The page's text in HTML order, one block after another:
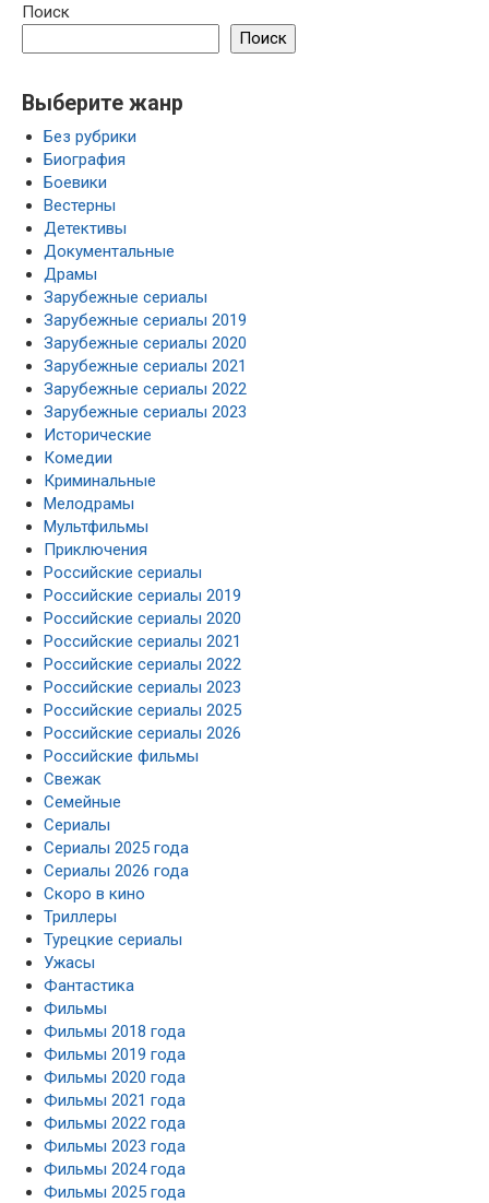
Поиск
Поиск
Выберите жанр
Без рубрики
Биография
Боевики
Вестерны
Детективы
Документальные
Драмы
Зарубежные сериалы
Зарубежные сериалы 2019
Зарубежные сериалы 2020
Зарубежные сериалы 2021
Зарубежные сериалы 2022
Зарубежные сериалы 2023
Исторические
Комедии
Криминальные
Мелодрамы
Мультфильмы
Приключения
Российские сериалы
Российские сериалы 2019
Российские сериалы 2020
Российские сериалы 2021
Российские сериалы 2022
Российские сериалы 2023
Российские сериалы 2025
Российские сериалы 2026
Российские фильмы
Свежак
Семейные
Сериалы
Сериалы 2025 года
Сериалы 2026 года
Скоро в кино
Триллеры
Турецкие сериалы
Ужасы
Фантастика
Фильмы
Фильмы 2018 года
Фильмы 2019 года
Фильмы 2020 года
Фильмы 2021 года
Фильмы 2022 года
Фильмы 2023 года
Фильмы 2024 года
Фильмы 2025 года